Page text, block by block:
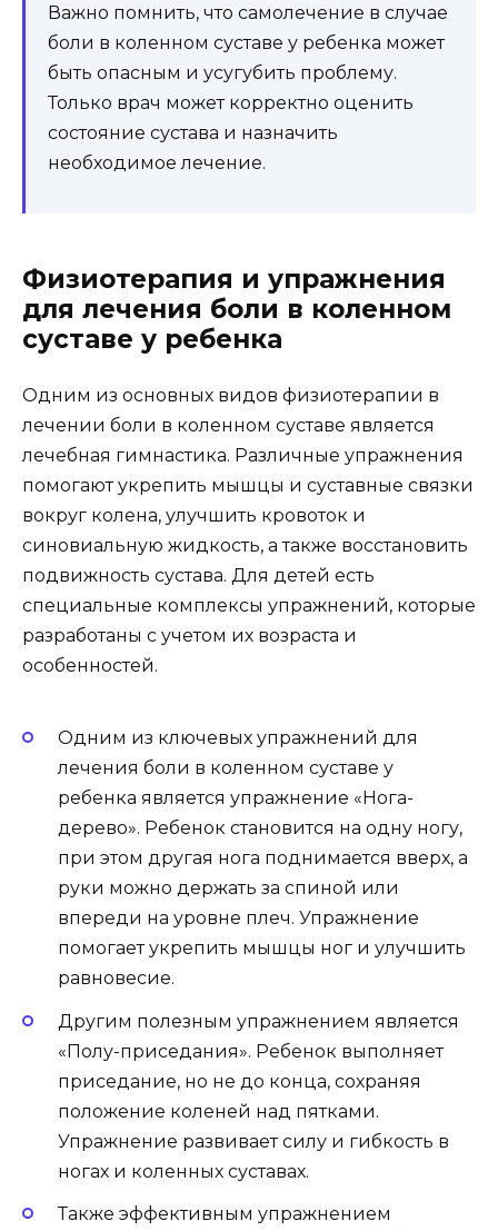
Важно помнить, что самолечение в случае
боли в коленном суставе у ребенка может
быть опасным и усугубить проблему.
Только врач может корректно оценить
состояние сустава и назначить
необходимое лечение.
Физиотерапия и упражнения
для лечения боли в коленном
суставе у ребенка
Одним из основных видов физиотерапии в
лечении боли в коленном суставе является
лечебная гимнастика. Различные упражнения
помогают укрепить мышцы и суставные связки
вокруг колена, улучшить кровоток и
синовиальную жидкость, а также восстановить
подвижность сустава. Для детей есть
специальные комплексы упражнений, которые
разработаны с учетом их возраста и
особенностей.
Одним из ключевых упражнений для
лечения боли в коленном суставе у
ребенка является упражнение «Нога-
дерево». Ребенок становится на одну ногу,
при этом другая нога поднимается вверх, а
руки можно держать за спиной или
впереди на уровне плеч. Упражнение
помогает укрепить мышцы ног и улучшить
равновесие.
Другим полезным упражнением является
«Полу-приседания». Ребенок выполняет
приседание, но не до конца, сохраняя
положение коленей над пятками.
Упражнение развивает силу и гибкость в
ногах и коленных суставах.
Также эффективным упражнением